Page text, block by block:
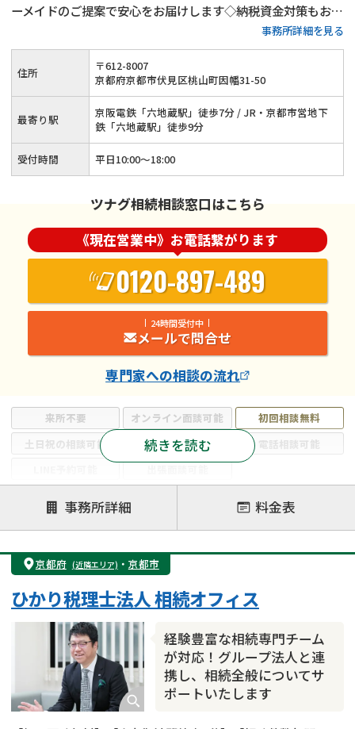
ーメイドのご提案で安心をお届けします◇納税資金対策もおま
事務所詳細を見る
来所不要 オンライン面談可能
初回相談無料
土日祝の相談可能
19時以降電話可能
電話相談可能
注力案件
遺言書作成・遺言執行
相続放棄
相続登記
遺産分割
遺留分侵害額請求
相続税申告
相続手続き
銀行手続き
成年後見・任意後見
贈与税
相続人調査
相続財産調査
相続トラブル
続きを読む
住所 〒612-8007
京都府京都市伏見区桃山町因幡31-50
最寄り駅
京阪電鉄「六地蔵駅」徒歩7分 / JR・京都市営地下
鉄「六地蔵駅」徒歩9分
受付時間 平日10:00〜18:00
ツナグ相続相談窓口はこちら
《現在営業中》お電話繋がります
0120-897-489
24時間受付中
メールで問合せ
専門家への相談の流れ
事務所詳細 料金表
京都府 (近隣エリア) ・ 京都市
経験豊富な相続専門チーム
が対応！グループ法人と連
携し、相続全般についてサ
ポートいたします
ひかり税理士法人 相続オフィス